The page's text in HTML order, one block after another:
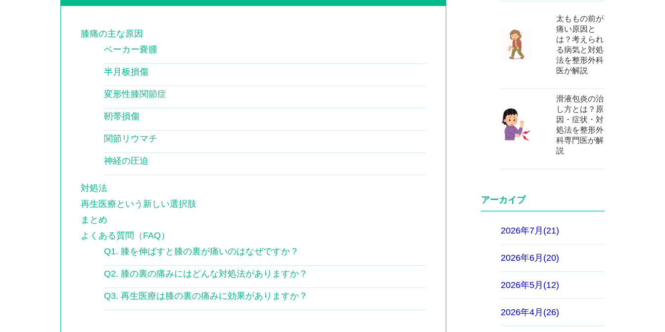
膝痛の主な原因
ベーカー嚢腫
半月板損傷
変形性膝関節症
靭帯損傷
関節リウマチ
神経の圧迫
対処法
再生医療という新しい選択肢
まとめ
よくある質問（FAQ）
Q1. 膝を伸ばすと膝の裏が痛いのはなぜですか？
Q2. 膝の裏の痛みにはどんな対処法がありますか？
Q3. 再生医療は膝の裏の痛みに効果がありますか？
太ももの前が
痛い原因と
は？考えられ
る病気と対処
法を整形外科
医が解説
滑液包炎の治
し方とは？原
因・症状・対
処法を整形外
科専門医が解
説
アーカイブ
2026年7月(21)
2026年6月(20)
2026年5月(12)
2026年4月(26)